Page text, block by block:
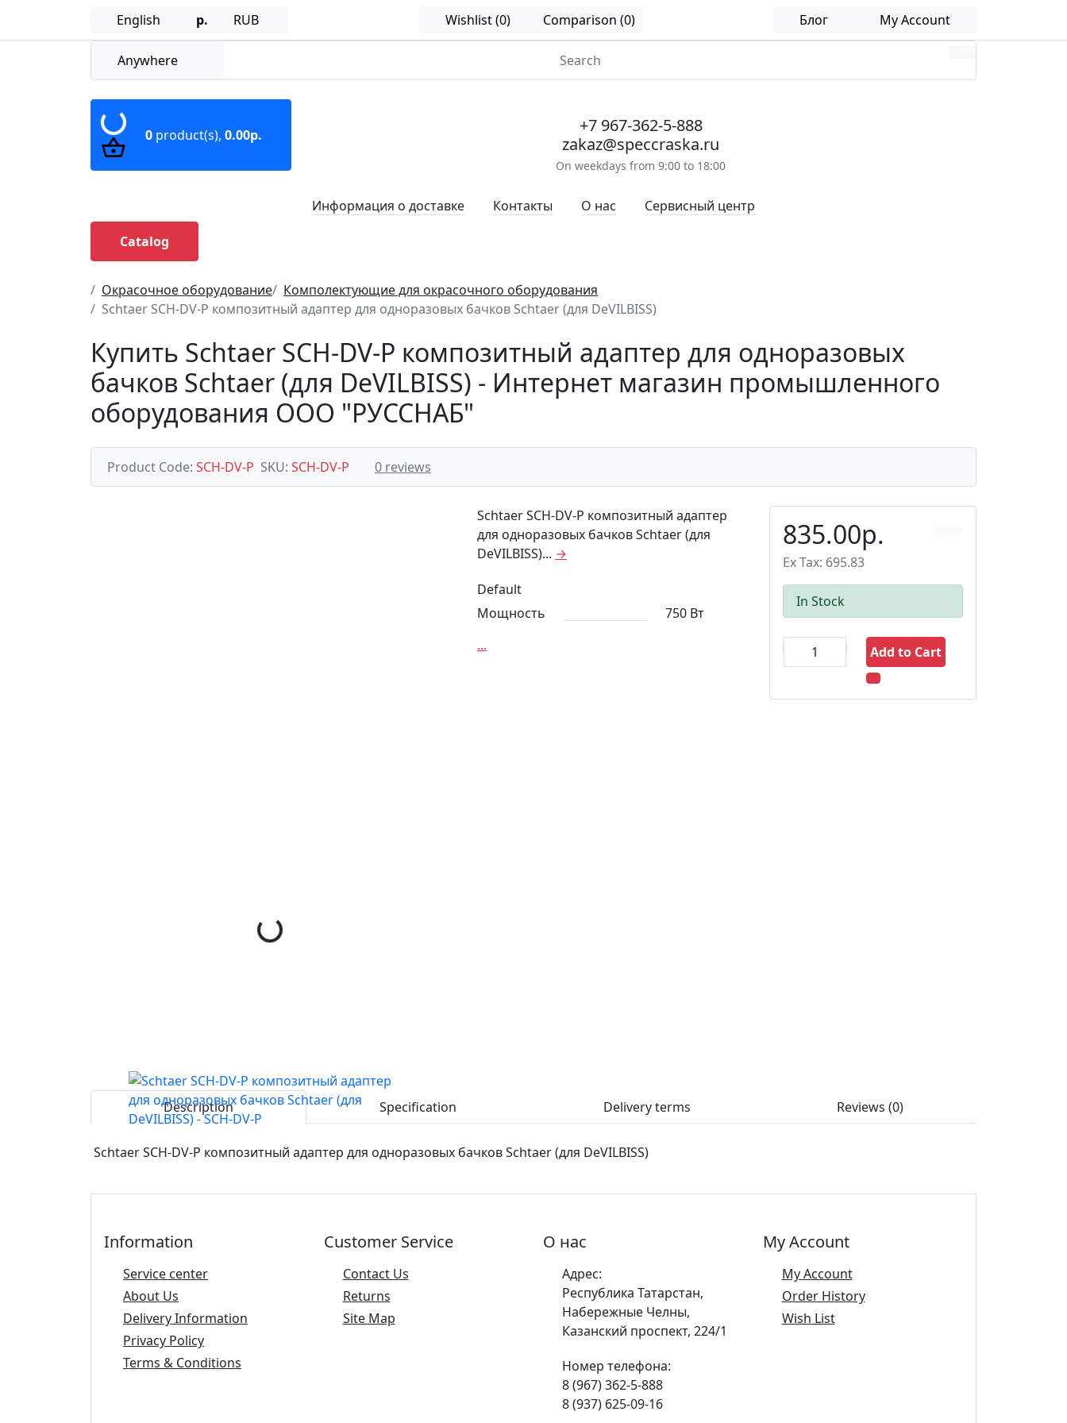
English р. RUB Wishlist (0) Comparison (0) Блог My Account
+7 967-362-5-888
zakaz@speccraska.ru
On weekdays from 9:00 to 18:00
Anywhere
Информация о доставке Контакты О нас Сервисный центр
0 product(s), 0.00р.
Catalog
Окрасочное оборудование
Комполектующие для окрасочного оборудования
Schtaer SCH-DV-P композитный адаптер для одноразовых бачков Schtaer (для DeVILBISS)
Купить Schtaer SCH-DV-P композитный адаптер для одноразовых
бачков Schtaer (для DeVILBISS) - Интернет магазин промышленного
оборудования ООО "РУССНАБ"
Product Code: SCH-DV-P SKU: SCH-DV-P 0 reviews
835.00р.
Ex Tax: 695.83
In Stock
Add to Cart
Schtaer SCH-DV-P композитный адаптер
для одноразовых бачков Schtaer (для
DeVILBISS)... →
Default
Мощность
750 Вт
...
Description Specification Delivery terms Reviews (0)
Schtaer SCH-DV-P композитный адаптер для одноразовых бачков Schtaer (для DeVILBISS)
Information
Service center
About Us
Delivery Information
Privacy Policy
Terms & Conditions
Customer Service
Contact Us
Returns
Site Map
О нас
Адрес:
Республика Татарстан,
Набережные Челны,
Казанский проспект, 224/1
Номер телефона:
8 (967) 362-5-888
8 (937) 625-09-16
My Account
My Account
Order History
Wish List